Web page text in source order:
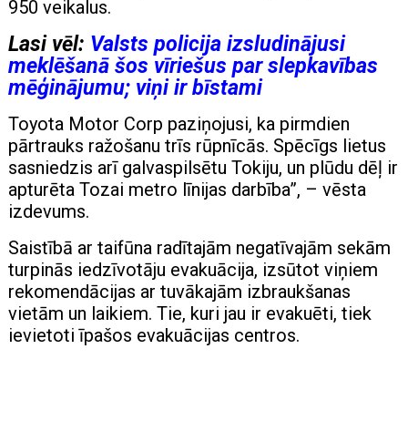
950 veikalus.
Lasi vēl: Valsts policija izsludinājusi
meklēšanā šos vīriešus par slepkavības
mēģinājumu; viņi ir bīstami
Toyota Motor Corp paziņojusi, ka pirmdien
pārtrauks ražošanu trīs rūpnīcās. Spēcīgs lietus
sasniedzis arī galvaspilsētu Tokiju, un plūdu dēļ ir
apturēta Tozai metro līnijas darbība”, – vēsta
izdevums.
Saistībā ar taifūna radītajām negatīvajām sekām
turpinās iedzīvotāju evakuācija, izsūtot viņiem
rekomendācijas ar tuvākajām izbraukšanas
vietām un laikiem. Tie, kuri jau ir evakuēti, tiek
ievietoti īpašos evakuācijas centros.